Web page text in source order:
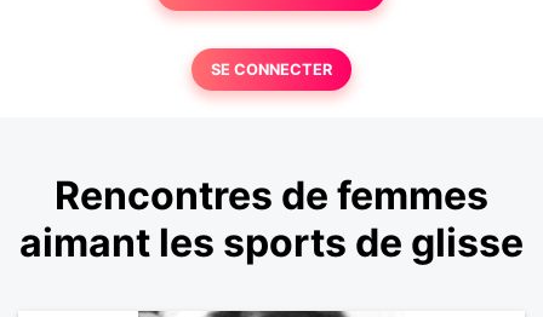
SE CONNECTER
Rencontres de femmes
aimant les sports de glisse